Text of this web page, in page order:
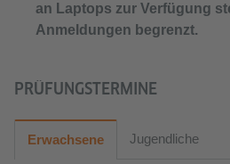
an Laptops zur Verfügung
Anmeldungen begrenzt.
PRÜFUNGSTERMINE
Erwachsene Jugendliche